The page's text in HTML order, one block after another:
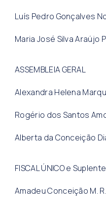
Luís Pedro Gonçalves
Maria José Silva Araújo
ASSEMBLEIA GERAL
Alexandra Helena
Rogério dos Santos
Alberta da Conceição
FISCAL ÚNICO e Suplente
Amadeu Conceição M.